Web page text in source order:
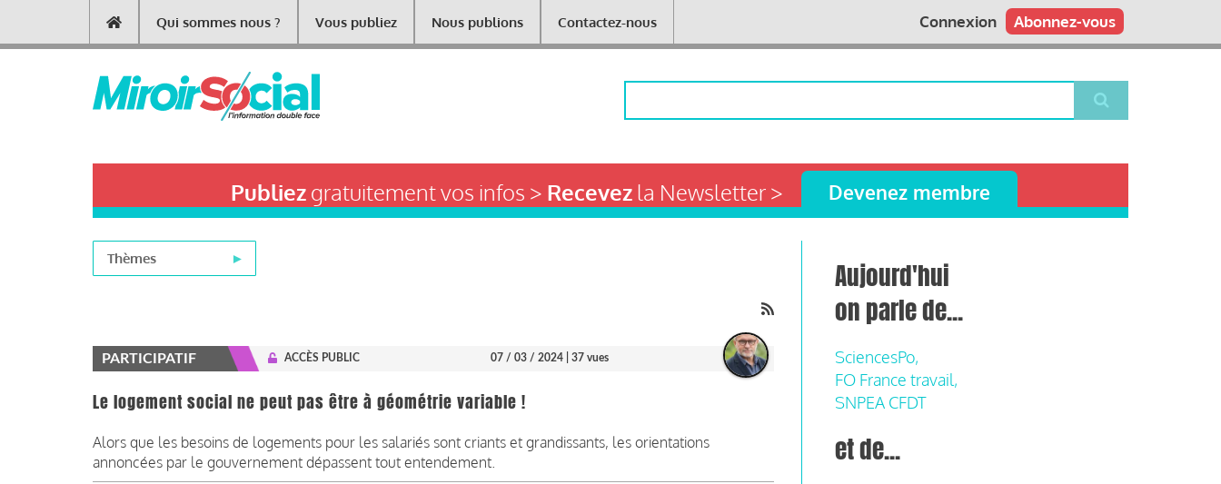
contenu
Main
navigation
Qui sommes nous ? Vous publiez Nous publions Contactez-nous Abonnez-vous
Connexion
Publiezgratuitement vos infos > Recevezla Newsletter > Devenez membre
Thèmes
PARTICIPATIF ACCÈS PUBLIC 07 / 03 / 2024 | 37 vues
Le logement social ne peut pas être à géométrie variable !
Alors que les besoins de logements pour les salariés sont criants et grandissants, les orientations
annoncées par le gouvernement dépassent tout entendement.
Aujourd'hui
on parle de...
SciencesPo,
FO France travail,
SNPEA CFDT
et de...